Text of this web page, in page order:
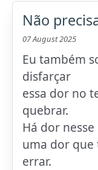
Não
07 August 2025
Eu também
disfarçar
essa dor no
quebrar.
Há dor
uma dor que
errar.